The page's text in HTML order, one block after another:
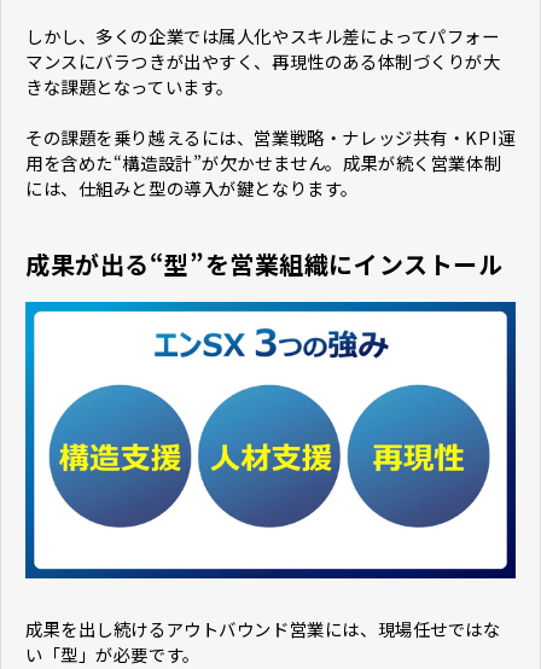
しかし、多くの企業では属人化やスキル差によってパフォー
マンスにバラつきが出やすく、再現性のある体制づくりが大
きな課題となっています。
その課題を乗り越えるには、営業戦略・ナレッジ共有・KPI運
用を含めた“構造設計”が欠かせません。成果が続く営業体制
には、仕組みと型の導入が鍵となります。
成果が出る“型”を営業組織にインストール
成果を出し続けるアウトバウンド営業には、現場任せではな
い「型」が必要です。